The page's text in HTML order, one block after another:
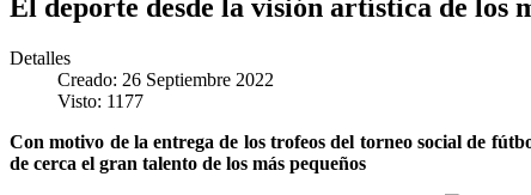
El deporte desde la visión artística de los
Detalles
Creado: 26 Septiembre 2022
Visto: 1177
Con motivo de la entrega de los trofeos del torneo social de
de cerca el gran talento de los más pequeños